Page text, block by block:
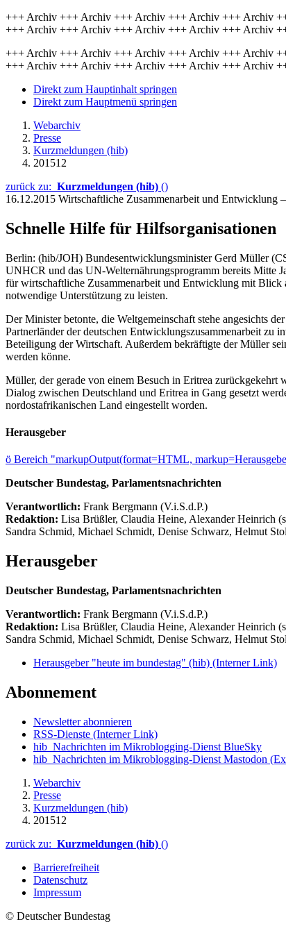
+++ Archiv +++ Archiv +++ Archiv +++ Archiv +++ Archiv
+++ Archiv +++ Archiv +++ Archiv +++ Archiv +++ Archiv
+++ Archiv +++ Archiv +++ Archiv +++ Archiv +++ Archiv
+++ Archiv +++ Archiv +++ Archiv +++ Archiv +++ Archiv
Direkt zum Hauptinhalt springen
Direkt zum Hauptmenü springen
Webarchiv
Presse
Kurzmeldungen (hib)
201512
zurück zu: Kurzmeldungen (hib) ()
16.12.2015 Wirtschaftliche Zusammenarbeit und
Schnelle Hilfe für Hilfsorganisationen
Berlin: (hib/JOH) Bundesentwicklungsminister Gerd Müller
UNHCR und das UN-Welternährungsprogramm bereits Mitte
für wirtschaftliche Zusammenarbeit und Entwicklung mit Blick
notwendige Unterstützung zu leisten.
Der Minister betonte, die Weltgemeinschaft stehe angesichts
Partnerländer der deutschen Entwicklungszusammenarbeit
Beteiligung der Wirtschaft. Außerdem bekräftigte der Müller
werden könne.
Müller, der gerade von einem Besuch in Eritrea zurückgekehrt
Dialog zwischen Deutschland und Eritrea in Gang gesetzt
nordostafrikanischen Land eingestellt worden.
Herausgeber
ö Bereich "markupOutput(format=HTML,
Deutscher Bundestag, Parlamentsnachrichten
Verantwortlich: Frank Bergmann (V.i.S.d.P.)
Redaktion: Lisa Brüßler, Claudia Heine, Alexander Heinrich
Sandra Schmid, Michael Schmidt, Denise Schwarz, Helmut
Herausgeber
Deutscher Bundestag, Parlamentsnachrichten
Verantwortlich: Frank Bergmann (V.i.S.d.P.)
Redaktion: Lisa Brüßler, Claudia Heine, Alexander Heinrich
Sandra Schmid, Michael Schmidt, Denise Schwarz, Helmut
Herausgeber "heute im bundestag" (hib) (Interner Link)
Abonnement
Newsletter abonnieren
RSS-Dienste (Interner Link)
hib_Nachrichten im Mikroblogging-Dienst BlueSky
hib_Nachrichten im Mikroblogging-Dienst Mastodon
Webarchiv
Presse
Kurzmeldungen (hib)
201512
zurück zu: Kurzmeldungen (hib) ()
Barrierefreiheit
Datenschutz
Impressum
© Deutscher Bundestag